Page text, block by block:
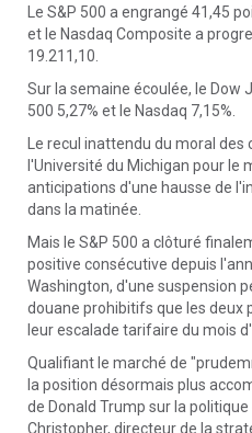
Le S&P 500 a engrangé 41,45
et le Nasdaq Composite a
19.211,10.
Sur la semaine écoulée, le Dow
500 5,27% et le Nasdaq 7,15%.
Le recul inattendu du moral
l'Université du Michigan pour le
anticipations d'une hausse de
dans la matinée.
Mais le S&P 500 a clôturé
positive consécutive depuis
Washington, d'une suspension
douane prohibitifs que les deux
leur escalade tarifaire du mois
Qualifiant le marché de
la position désormais plus
de Donald Trump sur la
Christopher, directeur de la